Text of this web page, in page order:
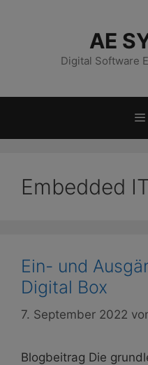
AE
Digital Software
Embedded
Ein- und
Digital Box
7. September 2022
Blogbeitrag Die